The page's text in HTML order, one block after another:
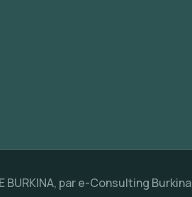
pare-Consulting Burkina